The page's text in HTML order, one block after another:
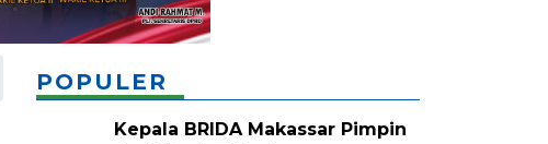
POPULER
Kepala BRIDA Makassar Pimpin